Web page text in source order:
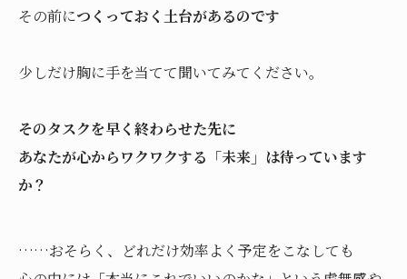
その前につくっておく土台があるのです
少しだけ胸に手を当てて聞いてみてください。
そのタスクを早く終わらせた先に
あなたが心からワクワクする「未来」は待っています
か？
……おそらく、どれだけ効率よく予定をこなしても